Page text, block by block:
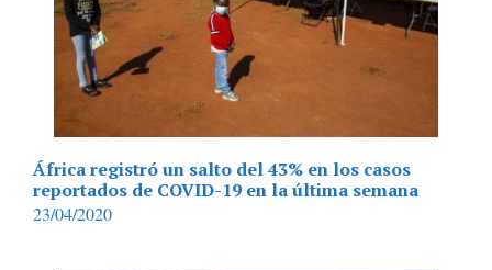
África registró un salto del 43% en los casos
reportados de COVID-19 en la última semana
23/04/2020